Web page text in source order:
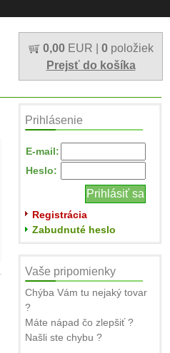
0,00 EUR | 0 položiek
Prejsť do košíka
Prihlásenie
E-mail:
Heslo:
Registrácia
Zabudnuté heslo
Vaše pripomienky
Chýba Vám tu nejaký tovar
?
Máte nápad čo zlepšiť ?
Našli ste chybu ?